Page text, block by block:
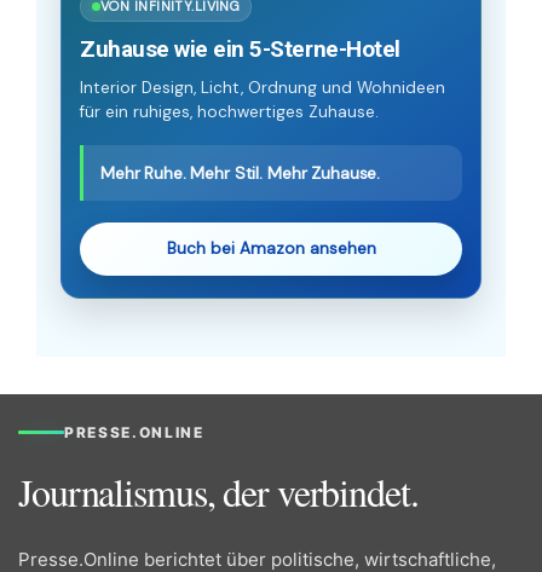
VON INFINITY.LIVING
Zuhause wie ein 5-Sterne-Hotel
Interior Design, Licht, Ordnung und Wohnideen
für ein ruhiges, hochwertiges Zuhause.
Mehr Ruhe. Mehr Stil. Mehr Zuhause.
Buch bei Amazon ansehen
PRESSE.ONLINE
Journalismus, der verbindet.
Presse.Online berichtet über politische, wirtschaftliche,